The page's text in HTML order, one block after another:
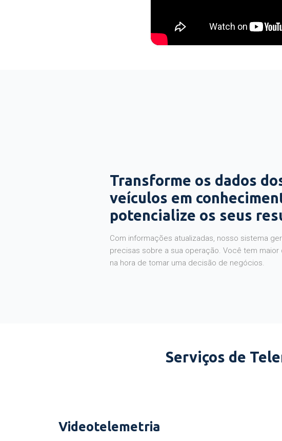
Transforme os dados
veículos em
potencialize os seus
Com informações atualizadas, nosso sistema
precisas sobre a sua operação. Você tem maior
na hora de tomar uma decisão de negócios.
Serviços de
Videotelemetria